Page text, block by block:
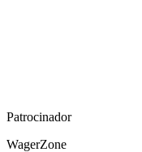
Patrocinador
WagerZone